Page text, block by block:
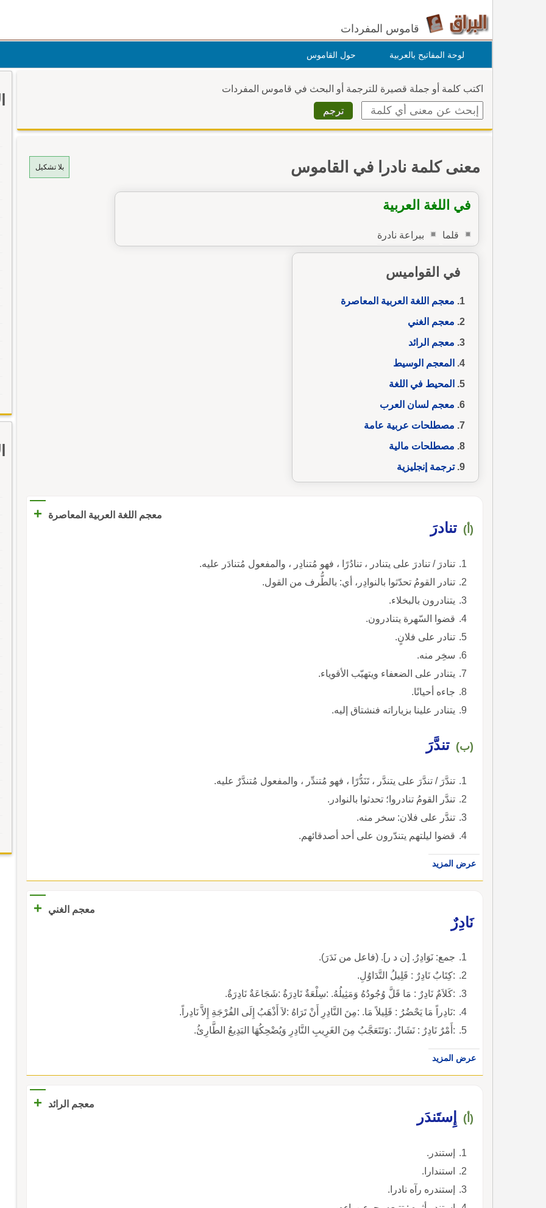
قاموس المفردات
لوحة المفاتيح بالعربية حول القاموس
اكتب كلمة أو جملة قصيرة للترجمة أو البحث في قاموس المفردات
بلا تشكيل معنى كلمة نادرا في القاموس
في اللغة العربية
قلما ببراعة نادرة
في القواميس
معجم اللغة العربية المعاصرة
معجم الغني
معجم الرائد
المعجم الوسيط
المحيط في اللغة
معجم لسان العرب
مصطلحات عربية عامة
مصطلحات مالية
ترجمة إنجليزية
معجم اللغة العربية المعاصرة +
(أ) تنادرَ
تنادرَ / تنادرَ على يتنادر ، تنادُرًا ، فهو مُتنادِر ، والمفعول مُتنادَر عليه.
تنادر القومُ تحدّثوا بالنوادِر، أي: بالطُّرف من القول.
يتنادرون بالبخلاء.
قضوا السّهرة يتنادرون.
تنادر على فلانٍ.
سخِر منه.
يتنادر على الضعفاء ويتهيّب الأقوياء.
جاءه أحيانًا.
يتنادر علينا بزياراته فنشتاق إليه.
(ب) تندَّرَ
تندَّرَ / تندَّرَ على يتندَّر ، تَنَدُّرًا ، فهو مُتندِّر ، والمفعول مُتندَّرٌ عليه.
تندَّر القومُ تنادروا؛ تحدثوا بالنوادر.
تندَّر على فلان: سخر منه.
قضوا ليلتهم يتندّرون على أحد أصدقائهم.
عرض المزيد
معجم الغني
+
نَادِرٌ
جمع: نَوَادِرُ. [ن د ر]. (فاعل من نَدَرَ).
:كِتَابٌ نَادِرٌ : قَلِيلُ التَّدَاوُلِ.
:كَلاَمٌ نَادِرٌ : مَا قَلَّ وُجُودُهُ وَمَثِيلُهُ. :سِلْعَةٌ نَادِرَةٌ :شَجَاعَةٌ نَادِرَةٌ.
:نَادِراً مَا يَحْضُرُ : قَلِيلاً مَا. :مِنَ النَّادِرِ أَنْ تَرَاهُ :لاَ أَذْهَبُ إِلَى الفُرْجَةِ إِلاَّ نَادِراً.
:أَمْرٌ نَادِرٌ : نَشَازٌ. :وَتَتَعَجَّبُ مِنَ الغَرِيبِ النَّادِرِ وَيُضْحِكُهَا البَدِيعُ الطَّارِئُ.
عرض المزيد
معجم الرائد +
(أ) إِستَندَر
إستندر.
استندارا.
إستندره رآه نادرا.